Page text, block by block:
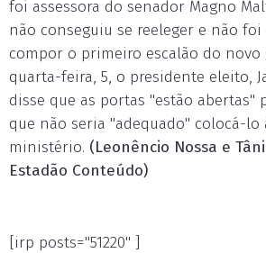
foi assessora do senador Magno
não conseguiu se reeleger e não foi
compor o primeiro escalão do novo
quarta-feira, 5, o presidente eleito,
disse que as portas "estão abertas"
que não seria "adequado" colocá-lo
ministério. (Leonêncio Nossa e
Estadão Conteúdo)
[irp posts="51220" ]